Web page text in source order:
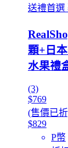
送禮首選
顆+日
水果禮
(3)
$769
(售價已
$829
P幣